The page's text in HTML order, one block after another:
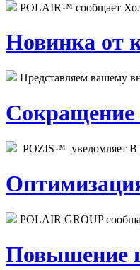
POLAIR™ сообщает
Новинка от
Представляем вашему
Сокращение
POZIS™ уведомляет В
POLAIR GROUP
Повышение